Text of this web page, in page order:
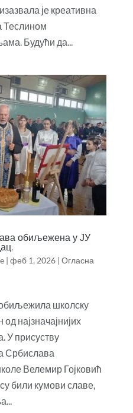
је креативна
Теслином
Будући да...
обиљежена у ЈУ
| феб 1, 2026| Огласна
школску
најзначајнијих
У присуству
Србислава
Велемир Гојковић
били кумови славе,